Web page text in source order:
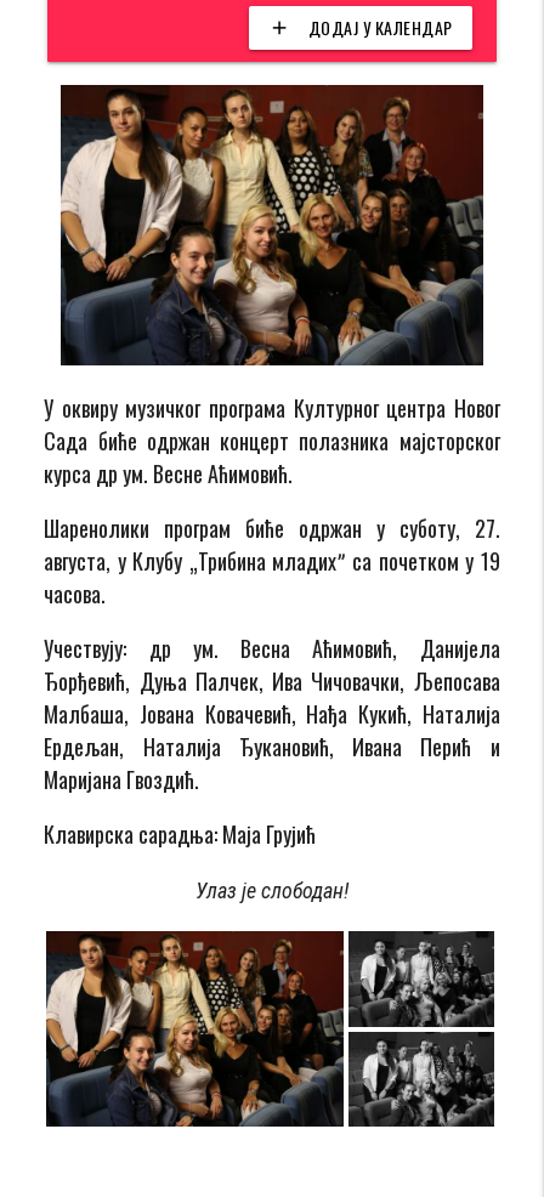
add ДОДАЈ У КАЛЕНДАР
У оквиру музичког програма Културног центра Новог
Сада биће одржан концерт полазника мајсторског
курса др ум. Весне Аћимовић.
Шаренолики програм биће одржан у суботу, 27.
августа, у Клубу „Трибина младихˮ са почетком у 19
часова.
Учествују: др ум. Весна Аћимовић, Данијела
Ђорђевић, Дуња Палчек, Ива Чичовачки, Љепосава
Малбаша, Јована Ковачевић, Нађа Кукић, Наталија
Ердељан, Наталија Ђукановић, Ивана Перић и
Маријана Гвоздић.
Клавирска сарадња: Маја Грујић
Улаз је слободан!